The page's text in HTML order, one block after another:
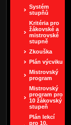
Systém
stupňů
Kritéria pro
žákovské a
mistrovské
stupně
Zkouška
Plán výcviku
Mistrovský
program
Mistrovský
program pro
10 žákovský
stupeň
Plán lekcí
pro 10.